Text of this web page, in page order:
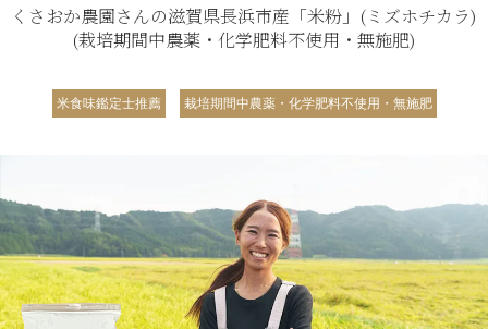
くさおか農園さんの滋賀県長浜市産「米粉」(ミズホチカラ)
(栽培期間中農薬・化学肥料不使用・無施肥)
米食味鑑定士推薦 栽培期間中農薬・化学肥料不使用・無施肥